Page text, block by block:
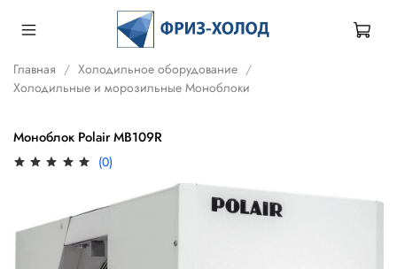
Главная
Холодильное оборудование
Холодильные и морозильные Моноблоки
Моноблок Polair MB109R
(0)